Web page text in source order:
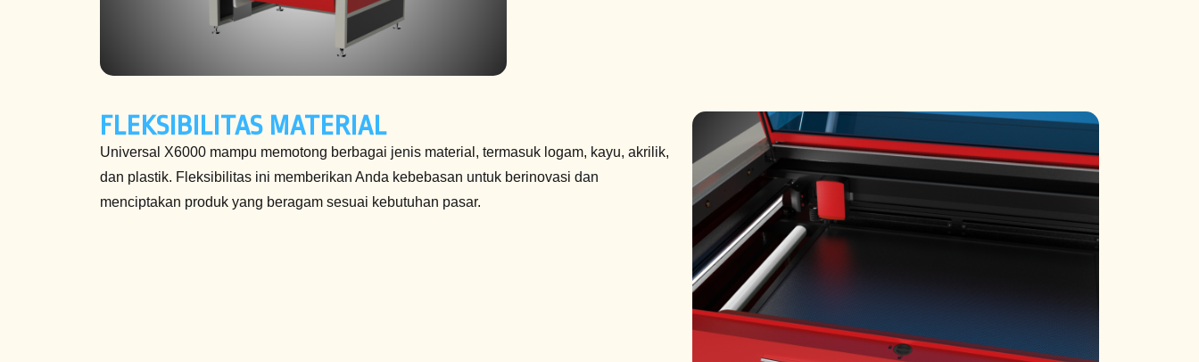
FLEKSIBILITAS MATERIAL
Universal X6000 mampu memotong berbagai jenis material, termasuk logam, kayu, akrilik,
dan plastik. Fleksibilitas ini memberikan Anda kebebasan untuk berinovasi dan
menciptakan produk yang beragam sesuai kebutuhan pasar.